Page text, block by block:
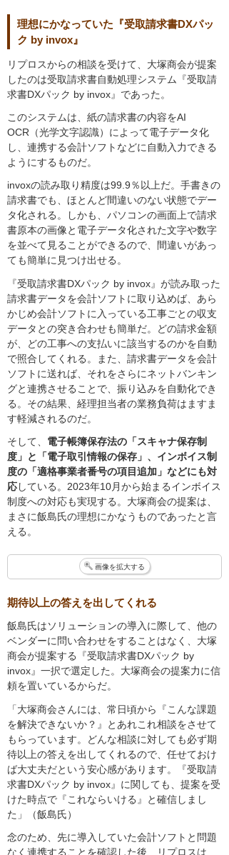
理想にかなっていた『受取請求書DXパッ
ク by invox』
リプロスからの相談を受けて、大塚商会が提案
したのは受取請求書自動処理システム『受取請
求書DXパック by invox』であった。
このシステムは、紙の請求書の内容をAI
OCR（光学文字認識）によって電子データ化
し、連携する会計ソフトなどに自動入力できる
ようにするものだ。
invoxの読み取り精度は99.9％以上だ。手書きの
請求書でも、ほとんど間違いのない状態でデー
タ化される。しかも、パソコンの画面上で請求
書原本の画像と電子データ化された文字や数字
を並べて見ることができるので、間違いがあっ
ても簡単に見つけ出せる。
『受取請求書DXパック by invox』が読み取った
請求書データを会計ソフトに取り込めば、あら
かじめ会計ソフトに入っている工事ごとの収支
データとの突き合わせも簡単だ。どの請求金額
が、どの工事への支払いに該当するのかを自動
で照合してくれる。また、請求書データを会計
ソフトに送れば、それをさらにネットバンキン
グと連携させることで、振り込みを自動化でき
る。その結果、経理担当者の業務負荷はますま
す軽減されるのだ。
そして、 電子帳簿保存法の「スキャナ保存制
度」と「電子取引情報の保存」、インボイス制
度の「適格事業者番号の項目追加」などにも対
応している。2023年10月から始まるインボイス
制度への対応も実現する。大塚商会の提案は、
まさに飯島氏の理想にかなうものであったと言
える。
画像を拡大する
期待以上の答えを出してくれる
飯島氏はソリューションの導入に際して、他の
ベンダーに問い合わせをすることはなく、大塚
商会が提案する『受取請求書DXパック by
invox』一択で選定した。大塚商会の提案力に信
頼を置いているからだ。
「大塚商会さんには、常日頃から『こんな課題
を解決できないか？』とあれこれ相談をさせて
もらっています。どんな相談に対しても必ず期
待以上の答えを出してくれるので、任せておけ
ば大丈夫だという安心感があります。『受取請
求書DXパック by invox』に関しても、提案を受
けた時点で『これならいける』と確信しまし
た」（飯島氏）
念のため、先に導入していた会計ソフトと問題
なく連携することを確認した後、リプロスは